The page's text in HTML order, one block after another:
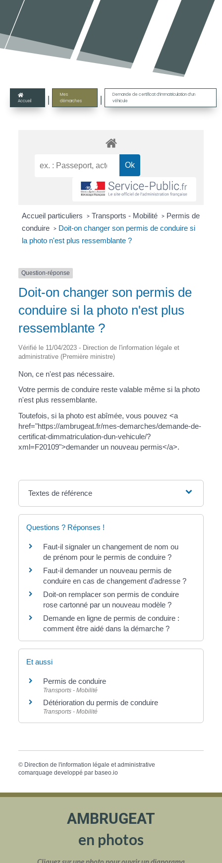

Accueil |
Mes
démarches
|
Demande de certificat d’immatriculation d’un
véhicule
Accueil particuliers > Transports - Mobilité > Permis de
conduire > Doit-on changer son permis de conduire si
la photo n'est plus ressemblante ?
Question-réponse
Doit-on changer son permis de
conduire si la photo n'est plus
ressemblante ?
Vérifié le 11/04/2023 - Direction de l'information légale et
administrative (Première ministre)
Non, ce n'est pas nécessaire.
Votre permis de conduire reste valable même si la photo
n'est plus ressemblante.
Toutefois, si la photo est abîmée, vous pouvez <a
href="https://ambrugeat.fr/mes-demarches/demande-de-
certificat-dimmatriculation-dun-vehicule/?
xml=F20109">demander un nouveau permis</a>.
Textes de référence
Questions ? Réponses !
Faut-il signaler un changement de nom ou
de prénom pour le permis de conduire ?
Faut-il demander un nouveau permis de
conduire en cas de changement d'adresse ?
Doit-on remplacer son permis de conduire
rose cartonné par un nouveau modèle ?
Demande en ligne de permis de conduire :
comment être aidé dans la démarche ?
Et aussi
Permis de conduire
Transports - Mobilité
Détérioration du permis de conduire
Transports - Mobilité
© Direction de l'information légale et administrative
comarquage developpé par baseo.io
AMBRUGEAT
en photos